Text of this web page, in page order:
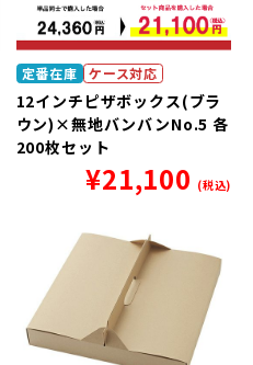
定番在庫 ケース対応
12インチピザボックス(ブラ
ウン)×無地バンバンNo.5 各
200枚セット
¥21,100 (税込)